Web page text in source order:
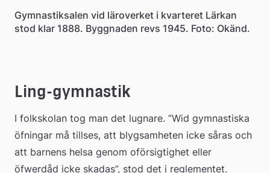
Gymnastiksalen vid läroverket i kvarteret Lärkan
stod klar 1888. Byggnaden revs 1945. Foto: Okänd.
Ling-gymnastik
I folkskolan tog man det lugnare. ”Wid gymnastiska
öfningar må tillses, att blygsamheten icke såras och
att barnens helsa genom oförsigtighet eller
öfwerdåd icke skadas”, stod det i reglementet.